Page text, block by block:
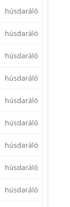
húsdaráló
húsdaráló
húsdaráló
húsdaráló
húsdaráló
húsdaráló
húsdaráló
húsdaráló
húsdaráló